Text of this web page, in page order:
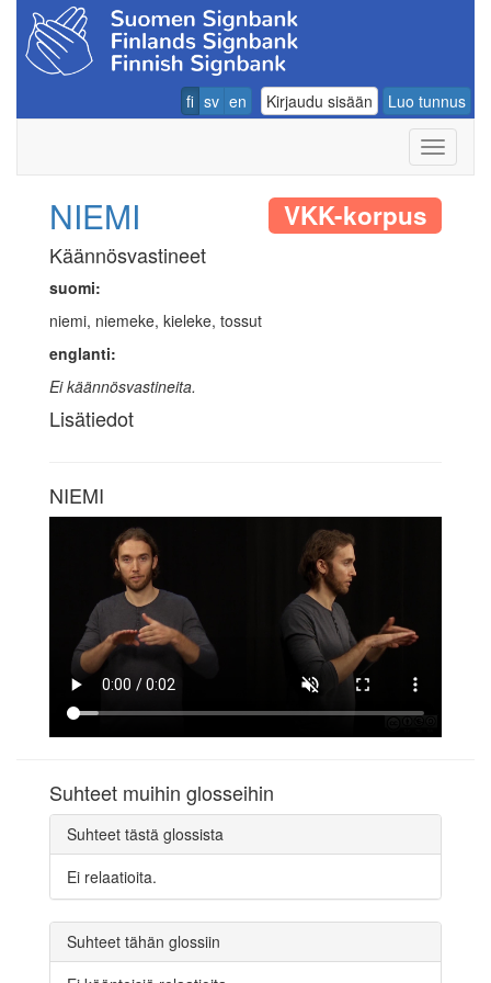
fi sv en Kirjaudu sisään Luo tunnus
NIEMI VKK-korpus
Käännösvastineet
suomi:
niemi, niemeke, kieleke, tossut
englanti:
Ei käännösvastineita.
Lisätiedot
NIEMI
Suhteet muihin glosseihin
Suhteet tästä glossista
Ei relaatioita.
Suhteet tähän glossiin